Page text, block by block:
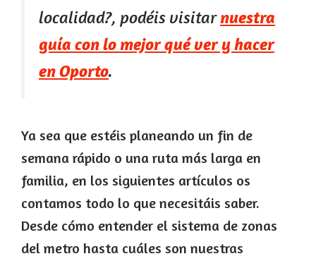
localidad?, podéis visitarnuestra
guía con lo mejor qué ver y hacer
en Oporto.
Ya sea que estéis planeando un fin de
semana rápido o una ruta más larga en
familia, en los siguientes artículos os
contamos todo lo que necesitáis saber.
Desde cómo entender el sistema de zonas
del metro hasta cuáles son nuestras